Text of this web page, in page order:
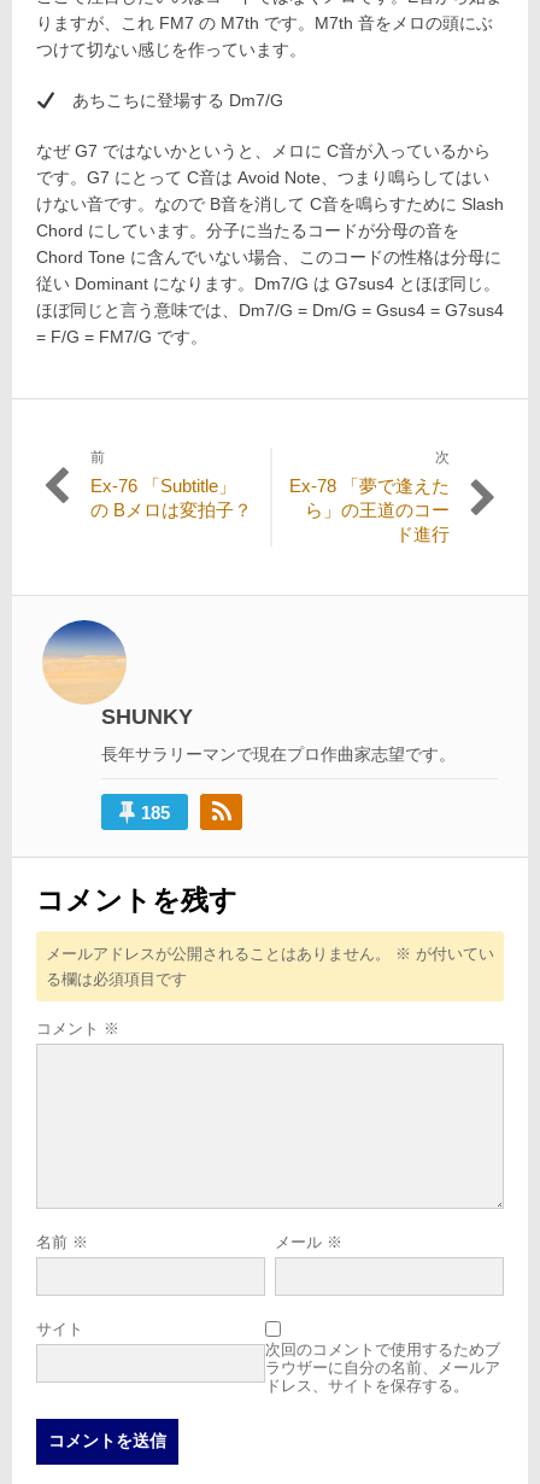
りますが、これ FM7 の M7th です。M7th 音をメロの頭にぶ
つけて切ない感じを作っています。
あちこちに登場する Dm7/G
なぜ G7 ではないかというと、メロに C音が入っているから
です。G7 にとって C音は Avoid Note、つまり鳴らしてはい
けない音です。なので B音を消して C音を鳴らすために Slash
Chord にしています。分子に当たるコードが分母の音を
Chord Tone に含んでいない場合、このコードの性格は分母に
従い Dominant になります。Dm7/G は G7sus4 とほぼ同じ。
ほぼ同じと言う意味では、Dm7/G = Dm/G = Gsus4 = G7sus4
= F/G = FM7/G です。
投
稿
ゲ
ー
シ
前
過
去
Ex-76 「Subtitle」
の Bメロは変拍子？
次
次
Ex-78 「夢で逢えた
ら」の王道のコー
ド進行
SHUNKY
長年サラリーマンで現在プロ作曲家志望です。
185
コメントを残す
メールアドレスが公開されることはありません。 ※ が付いてい
る欄は必須項目です
コメント ※
名前 ※ メール ※
サイト
次回のコメントで使用するためブ
ラウザーに自分の名前、メールア
ドレス、サイトを保存する。